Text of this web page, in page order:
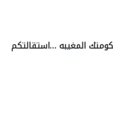
المغيبه …استقالتكم